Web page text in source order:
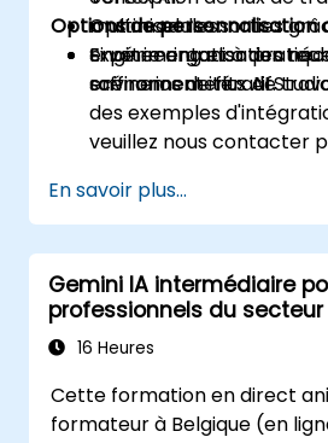
Optimiser les sorties
engineering et à des
raffinement itératif.
multimodales.
Expérimentation
environnements AI
Options de personnalisation
Si votre organisation
scénarios de flux de
des exemples
veuillez nous contacter
En savoir plus...
Gemini IA intermédiaire
professionnels du
16 Heures
Cette formation en direct
formateur à Belgique (en